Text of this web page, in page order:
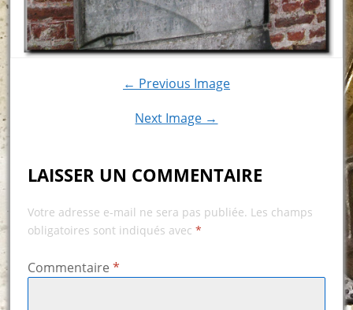
← Previous Image
Next Image →
LAISSER UN COMMENTAIRE
Votre adresse e-mail ne sera pas publiée. Les champs
obligatoires sont indiqués avec *
Commentaire *